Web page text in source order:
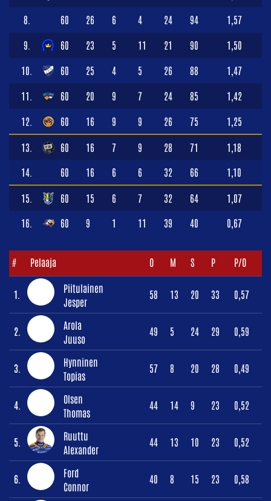
8. 60 26 6 4 24 94 1,57
9. 60 23 5 11 21 90 1,50
10. 60 25 4 5 26 88 1,47
11. 60 20 9 7 24 85 1,42
12. 60 16 9 9 26 75 1,25
13. 60 16 7 9 28 71 1,18
14. 60 16 6 6 32 66 1,10
15. 60 15 6 7 32 64 1,07
16. 60 9 1 11 39 40 0,67
# Pelaaja O M S P P/O
1.
Piitulainen
Jesper
58 13 20 33 0,57
2.
Arola
Juuso
49 5 24 29 0,59
3.
Hynninen
Topias
57 8 20 28 0,49
4.
Olsen
Thomas
44 14 9 23 0,52
5.
Ruuttu
Alexander
44 13 10 23 0,52
6.
Ford
Connor
40 8 15 23 0,58